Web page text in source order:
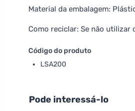
Material da embalagem:
Como reciclar: Se não
Código do produto
LSA200
Pode interessá-lo